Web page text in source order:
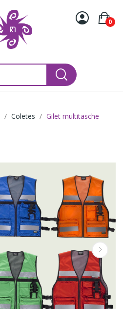
0
Coletes
Gilet multitasche